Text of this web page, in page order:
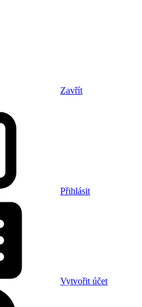
Zavřít
Přihlásit
Vytvořit účet